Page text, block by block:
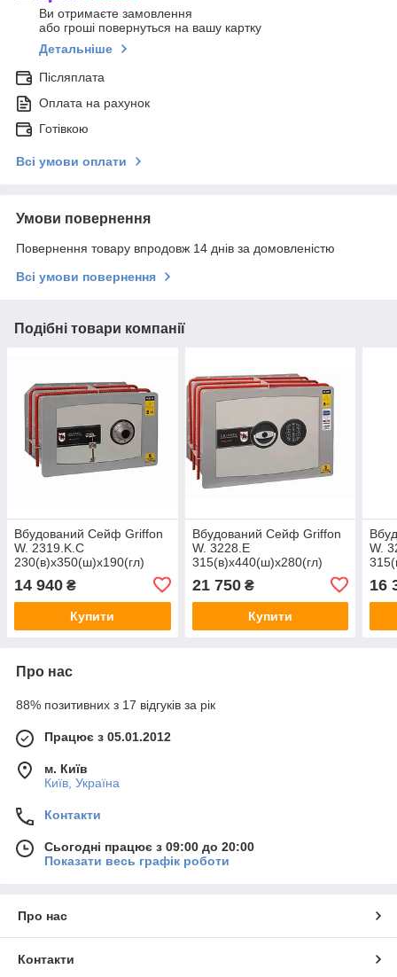
Ви отримаєте замовлення
або гроші повернуться на вашу картку
Детальніше
Післяплата
Оплата на рахунок
Готівкою
Всі умови оплати
Умови повернення
Повернення товару впродовж 14 днів за домовленістю
Всі умови повернення
Подібні товари компанії
Вбудований Сейф Griffon
W. 2319.K.C
230(в)х350(ш)х190(гл)
(сейф вбудований в стіну,
тайник)
14 940 ₴
Купити
Вбудований Сейф Griffon
W. 3228.E
315(в)х440(ш)х280(гл)
(сейф вбудований в стіну,
тайник)
21 750₴
Купити
W.
16
Про нас
88% позитивних з 17 відгуків за рік
Працює з 05.01.2012
м. Київ
Київ, Україна
Контакти
Сьогодні працює з 09:00 до 20:00
Показати весь графік роботи
Про нас
Контакти